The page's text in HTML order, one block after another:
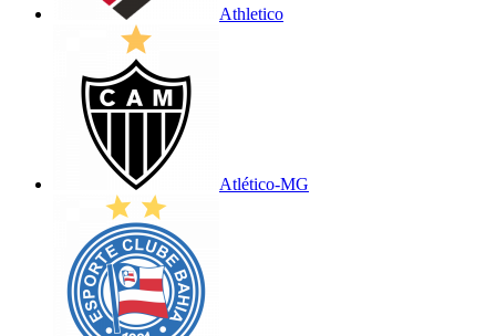
Athletico
Atlético-MG